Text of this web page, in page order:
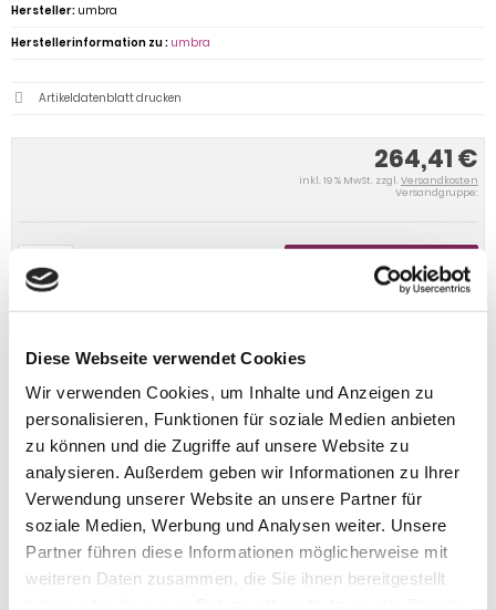
Diese Webseite verwendet Cookies
Wir verwenden Cookies, um Inhalte und Anzeigen zu
personalisieren, Funktionen für soziale Medien anbieten
zu können und die Zugriffe auf unsere Website zu
analysieren. Außerdem geben wir Informationen zu Ihrer
Verwendung unserer Website an unsere Partner für
soziale Medien, Werbung und Analysen weiter. Unsere
Partner führen diese Informationen möglicherweise mit
weiteren Daten zusammen, die Sie ihnen bereitgestellt
264,41 €
inkl. 19 % MwSt. zzgl. Versandkosten
Versandgruppe:
IN DEN WARENKORB
Hersteller: umbra
Herstellerinformation zu : umbra
Artikeldatenblatt drucken